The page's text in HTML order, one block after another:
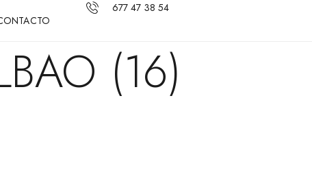
677 47 38 54
(16)